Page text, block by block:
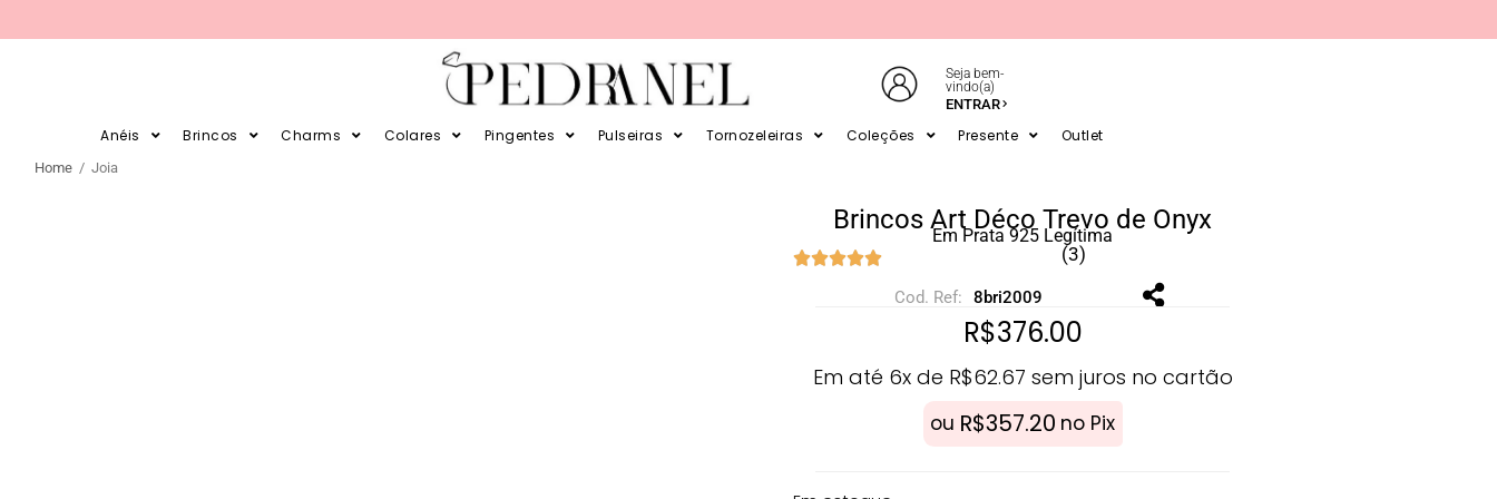
PARCELE SUAS COMPRAS EM 12X E EM ATÉ 6X SEM JUROS NO CARTÃO
Seja bem-
vindo(a)
ENTRAR
Anéis Brincos Charms Colares Pingentes Pulseiras Tornozeleiras Coleções Presente Outlet
Home / Joia
Brincos Art Déco Trevo de Onyx
Em Prata 925 Legítima
(3)
Cod. Ref: 8bri2009
R$376.00
Em até 6x de R$62.67 sem juros no cartão
ou R$357.20 no Pix